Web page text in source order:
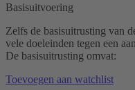
Basisuitvoering
Zelfs de basisuitrusting van
vele doeleinden tegen een
De basisuitrusting omvat:
Toevoegen aan watchlist